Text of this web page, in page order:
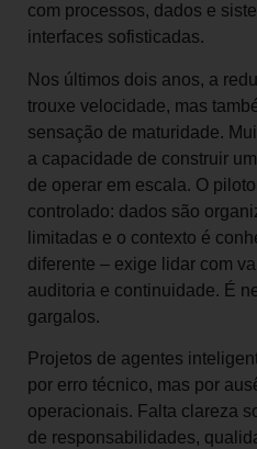
com processos, dados e
interfaces sofisticadas.
Nos últimos dois anos, a
trouxe velocidade, mas
sensação de maturidade.
a capacidade de construir
de operar em escala. O
controlado: dados são
limitadas e o contexto é
diferente – exige lidar com
auditoria e continuidade. É
gargalos.
Projetos de agentes
por erro técnico, mas por
operacionais. Falta clareza
de responsabilidades,